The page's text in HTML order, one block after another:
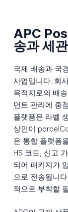
APC
송과 세
국제 배송과 국
사업입니다. 회
목적지로의 배
먼트 관리에 중
플랫폼은 라벨
상인이
은 통합 플랫폼
HS 코드, 신고
되어 패키지가
으로 전송됩니
적으로 부착할